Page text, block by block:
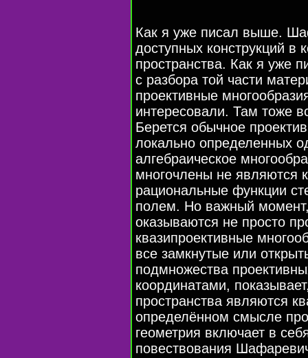
Как я уже писал выше.
доступных конструкций в
пространства. Как я уже
с разбора той части
проективные
интересовали. Там тоже
Берется обычное
локально определенных
алгебраическое
многочлены не являются
рациональные функции
полем. Но важный
оказываются не просто
квазипроективные
все замкнутые или
подмножества
координатами,
пространства являются
определённом смысле
геометрия включает в
повествования